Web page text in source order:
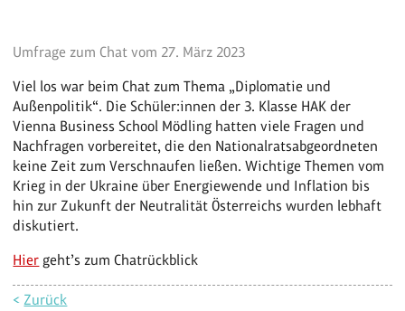
Umfrage zum Chat vom 27. März 2023
Viel los war beim Chat zum Thema „Diplomatie und
Außenpolitik“. Die Schüler:innen der 3. Klasse HAK der
Vienna Business School Mödling hatten viele Fragen und
Nachfragen vorbereitet, die den Nationalratsabgeordneten
keine Zeit zum Verschnaufen ließen. Wichtige Themen vom
Krieg in der Ukraine über Energiewende und Inflation bis
hin zur Zukunft der Neutralität Österreichs wurden lebhaft
diskutiert.
Hier geht’s zum Chatrückblick
<Zurück